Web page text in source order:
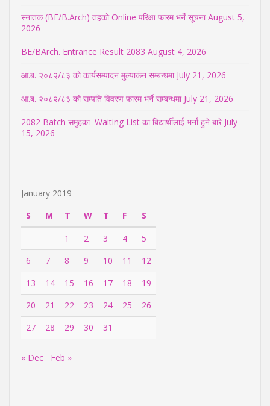
स्नातक (BE/B.Arch) तहको Online परिक्षा फारम भर्ने सूचना August 5,
2026
BE/BArch. Entrance Result 2083 August 4, 2026
आ.ब. २०८२/८३ को कार्यसम्पादन मुल्याकंन सम्बन्धमा July 21, 2026
आ.ब. २०८२/८३ को सम्पति विवरण फारम भर्ने सम्बन्धमा July 21, 2026
2082 Batch समुहका Waiting List का बिद्यार्थीलाई भर्ना हुने बारे July
15, 2026
January 2019
S
M T W T F
S
1
2 3 4
5
6
7 8 9 10 11
12
13
14 15 16 17 18
19
20
21 22 23 24 25
26
27
28 29 30 31
« Dec Feb »